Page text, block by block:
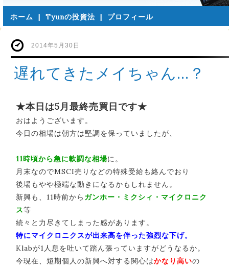
ホーム | Tyunの投資法 | プロフィール
2014年5月30日
遅れてきたメイちゃん…？
★本日は5月最終売買日です★
おはようございます。
今日の相場は朝方は堅調を保っていましたが、
11時頃から急に軟調な相場に。
月末なのでMSCI売りなどの特殊受給も絡んでおり
後場もやや極端な動きになるかもしれません。
新興も、11時前から ガンホー・ミクシィ・マイクロニク
ス等
続々と力尽きてしまった感があります。
特にマイクロニクスが出来高を伴った強烈な下げ。
Klabが1人息を吐いて踏ん張っていますがどうなるか。
今現在、短期個人の新興へ対する関心はかなり高いの